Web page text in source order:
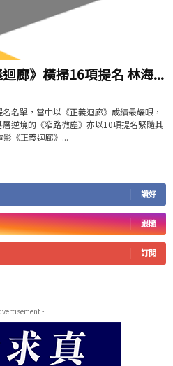
迴廊》橫掃16項提名 林海...
名單，當中以《正義迴廊》成績最耀眼，
逆境的《窄路微塵》亦以10項提名緊隨其
《正義迴廊》...
讚好
跟隨
訂閱
-